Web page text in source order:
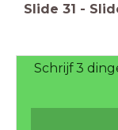
Slide 31 -
Schrijf 3